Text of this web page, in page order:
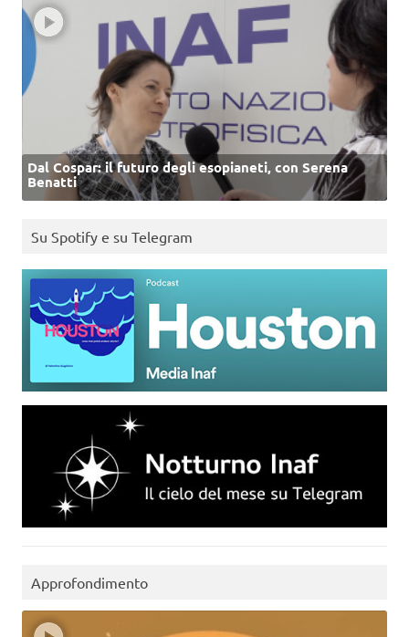
Dal Cospar: il futuro degli esopianeti, con Serena
Benatti
Su Spotify e su Telegram
Approfondimento